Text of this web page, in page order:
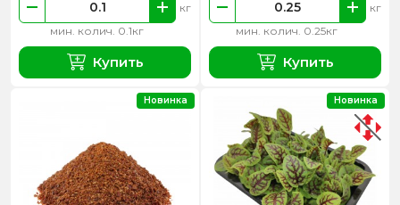
мин. колич. 0.1кг
кг
Купить
мин. колич. 0.25кг
кг
Купить
Новинка Новинка